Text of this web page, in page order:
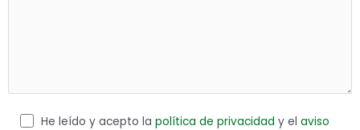
He leído y acepto la política de privacidad y el aviso